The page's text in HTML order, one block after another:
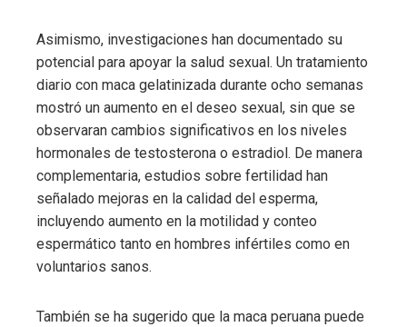
Asimismo, investigaciones han documentado su
potencial para apoyar la salud sexual. Un tratamiento
diario con maca gelatinizada durante ocho semanas
mostró un aumento en el deseo sexual, sin que se
observaran cambios significativos en los niveles
hormonales de testosterona o estradiol. De manera
complementaria, estudios sobre fertilidad han
señalado mejoras en la calidad del esperma,
incluyendo aumento en la motilidad y conteo
espermático tanto en hombres infértiles como en
voluntarios sanos.
También se ha sugerido que la maca peruana puede